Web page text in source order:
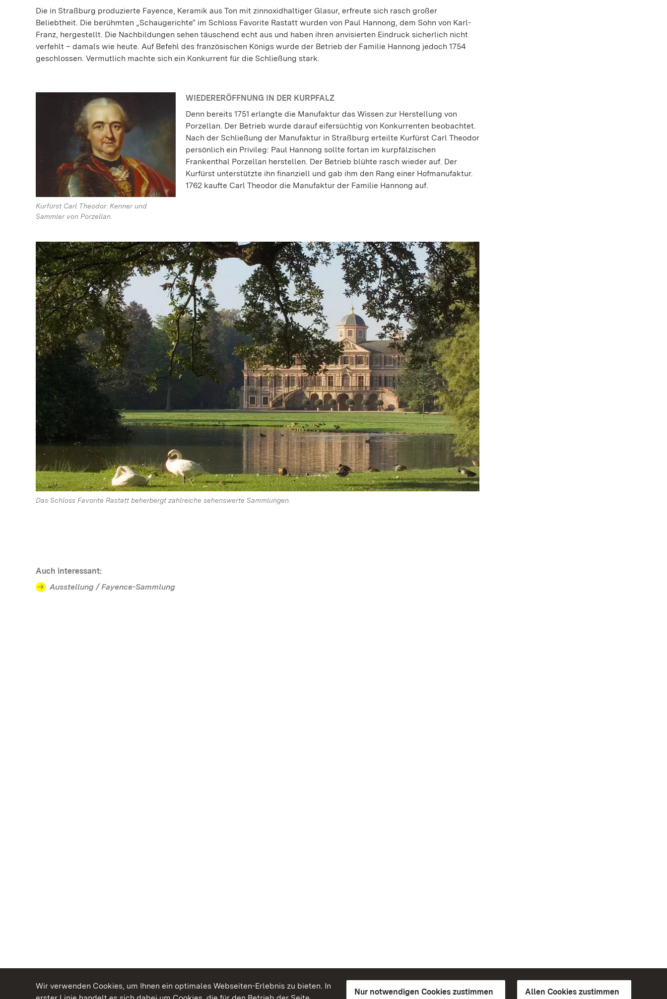
Wir verwenden Cookies, um Ihnen ein optimales Webseiten-Erlebnis zu bieten. In
Nur notwendigen Cookies zustimmen Allen Cookies zustimmen
Die in Straßburg produzierte Fayence, Keramik aus Ton mit zinnoxidhaltiger Glasur, erfreute sich rasch großer
Beliebtheit. Die berühmten „Schaugerichte“ im Schloss Favorite Rastatt wurden von Paul Hannong, dem Sohn von Karl-
Franz, hergestellt. Die Nachbildungen sehen täuschend echt aus und haben ihren anvisierten Eindruck sicherlich nicht
verfehlt – damals wie heute. Auf Befehl des französischen Königs wurde der Betrieb der Familie Hannong jedoch 1754
geschlossen. Vermutlich machte sich ein Konkurrent für die Schließung stark.
Kurfürst Carl Theodor: Kenner und
Sammler von Porzellan.
WIEDERERÖFFNUNG IN DER KURPFALZ
Denn bereits 1751 erlangte die Manufaktur das Wissen zur Herstellung von
Porzellan. Der Betrieb wurde darauf eifersüchtig von Konkurrenten beobachtet.
Nach der Schließung der Manufaktur in Straßburg erteilte Kurfürst Carl Theodor
persönlich ein Privileg: Paul Hannong sollte fortan im kurpfälzischen
Frankenthal Porzellan herstellen. Der Betrieb blühte rasch wieder auf. Der
Kurfürst unterstützte ihn finanziell und gab ihm den Rang einer Hofmanufaktur.
1762 kaufte Carl Theodor die Manufaktur der Familie Hannong auf.
Das Schloss Favorite Rastatt beherbergt zahlreiche sehenswerte Sammlungen.
Auch interessant:
Ausstellung / Fayence-Sammlung